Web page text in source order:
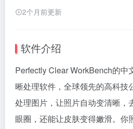
2个月前更新
软件介绍
Perfectly Clear WorkBench的中
晰处理软件，全球领先的高科技
处理图片，让照片自动变清晰，
眼圈，还能让皮肤变得嫩滑。你